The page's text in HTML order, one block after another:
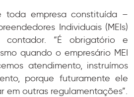
toda empresa constituída –
Individuais (MEIs)
“É obrigatório e
quando o empresário MEI
atendimento, instruímos
porque futuramente ele
em outras regulamentações”.